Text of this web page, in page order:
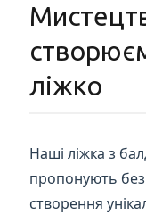
ліжко
Наші ліжка з
пропонують
створення